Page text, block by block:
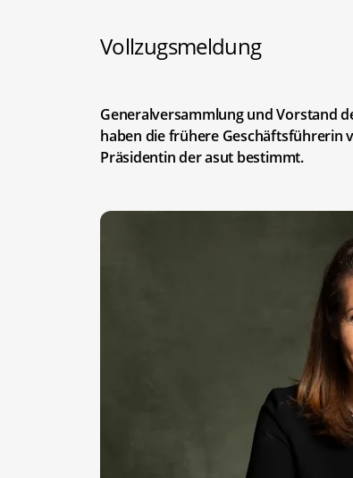
Vollzugsmeldung
Generalversammlung und Vorstand
haben die frühere Geschäftsführerin
Präsidentin der asut bestimmt.